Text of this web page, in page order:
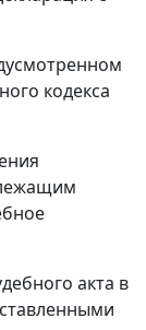
кодекса
акта в